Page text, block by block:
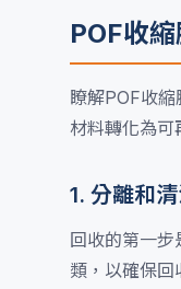
POF收
瞭解POF收
材料轉化為可
1. 分離和清
回收的第一
類，以確保